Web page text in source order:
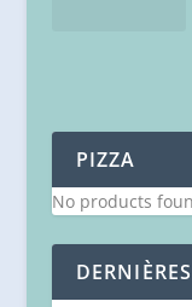
PIZZA
No products